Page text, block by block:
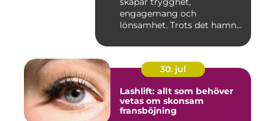
engagemang och
lönsamhet. Trots det hamnar
30. jul
Lashlift: allt som behöver
vetas om skonsam
fransböjning